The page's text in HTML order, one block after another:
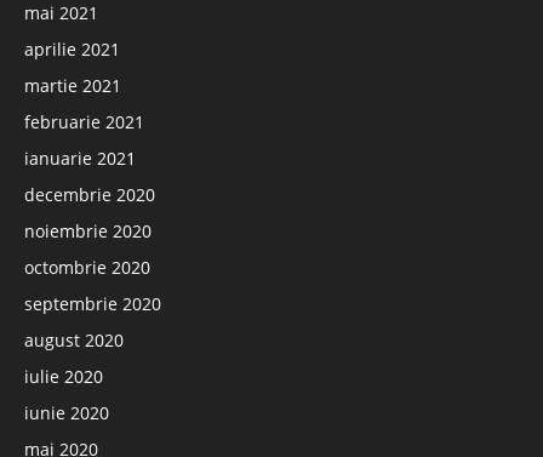
mai 2021
aprilie 2021
martie 2021
februarie 2021
ianuarie 2021
decembrie 2020
noiembrie 2020
octombrie 2020
septembrie 2020
august 2020
iulie 2020
iunie 2020
mai 2020